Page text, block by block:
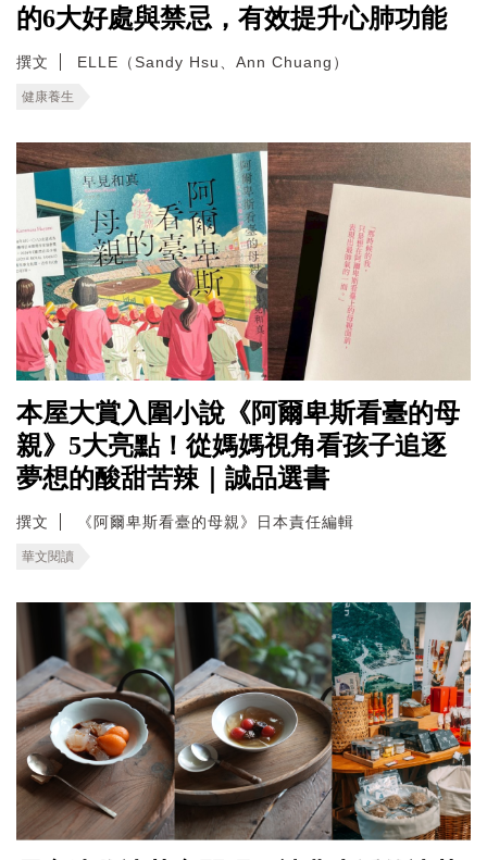
的6大好處與禁忌，有效提升心肺功能
撰文 ELLE（Sandy Hsu、Ann Chuang）
健康養生
本屋大賞入圍小說《阿爾卑斯看臺的母
親》5大亮點！從媽媽視角看孩子追逐
夢想的酸甜苦辣｜誠品選書
撰文 《阿爾卑斯看臺的母親》日本責任編輯
華文閱讀